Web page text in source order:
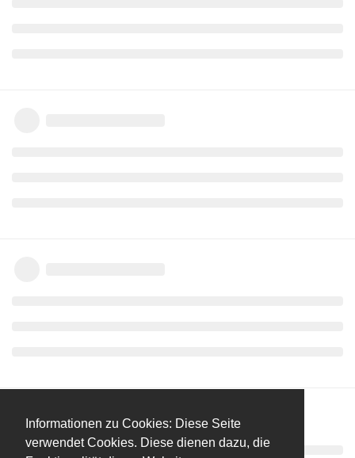
Informationen zu Cookies: Diese Seite
verwendet Cookies. Diese dienen dazu, die